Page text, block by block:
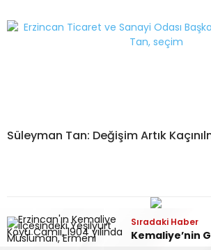
Sıradaki Haber
Sıradaki Haber
Süleyman Tan: Değişim Artık